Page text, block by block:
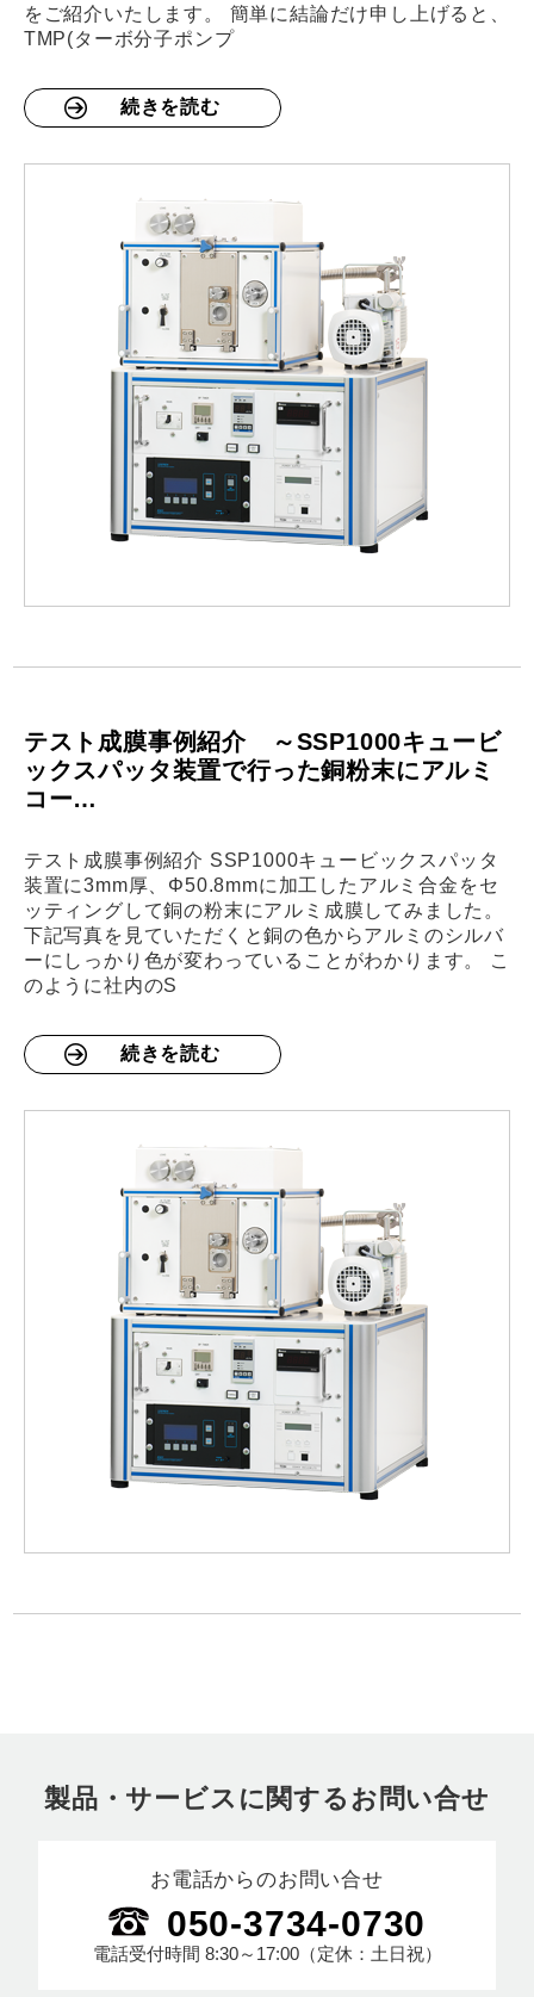
をご紹介いたします。 簡単に結論だけ申し上げると、
TMP(ターボ分子ポンプ
続きを読む
テスト成膜事例紹介 ～SSP1000キュービ
ックスパッタ装置で行った銅粉末にアルミ
コー…
テスト成膜事例紹介 SSP1000キュービックスパッタ
装置に3mm厚、Φ50.8mmに加工したアルミ合金をセ
ッティングして銅の粉末にアルミ成膜してみました。
下記写真を見ていただくと銅の色からアルミのシルバ
ーにしっかり色が変わっていることがわかります。 こ
のように社内のS
続きを読む
製品・サービスに関するお問い合せ
お電話からのお問い合せ
050-3734-0730
電話受付時間 8:30～17:00（定休：土日祝）